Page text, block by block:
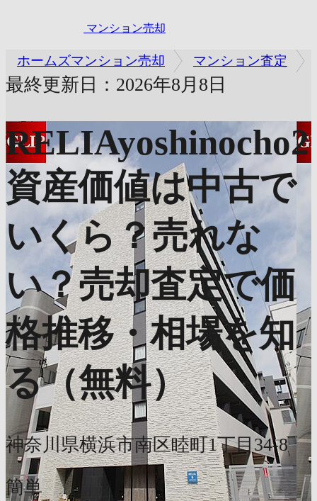
マンション売却
ホームズマンション売却 マンション査定
最終更新日：2026年8月8日
RELIAyoshinocho2
資産価値は中古で
いくら？売れな
い？売却査定で価
格推移・相場を知
る（無料）
神奈川県横浜市南区睦町1丁目34-8
簡単